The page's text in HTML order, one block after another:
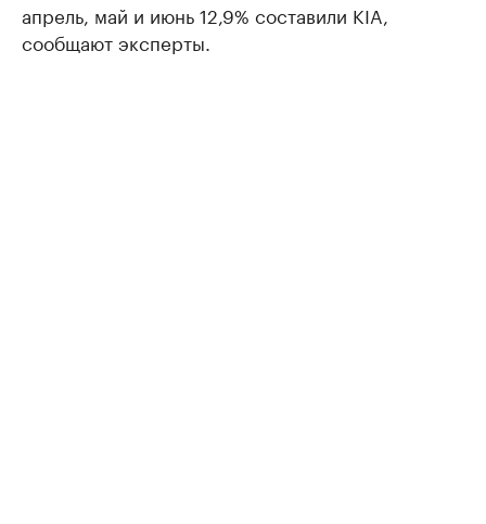
апрель, май и июнь 12,9% составили KIA,
сообщают эксперты.